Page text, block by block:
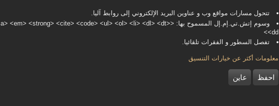
تتحول مسارات مواقع وب و عناوين البريد الإلكتروني إلى روابط آليا.
وسوم إتش.تي.إم.إل المسموح بها: <a> <em> <strong> <cite> <code> <ul> <ol> <li> <dl> <dt>
<dd>
تفصل السطور و الفقرات تلقائيا.
معلومات أكثر عن خيارات التنسيق